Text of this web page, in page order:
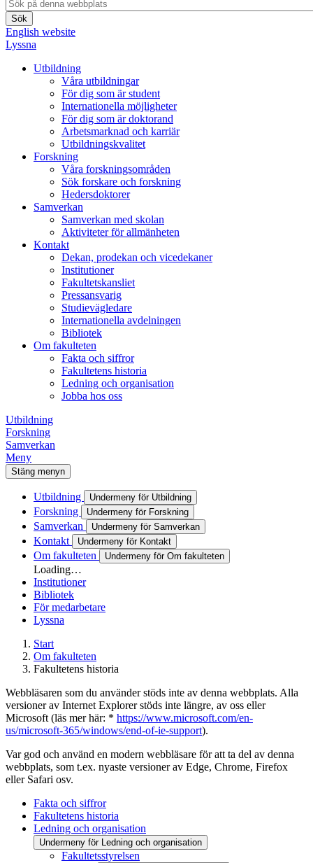
English website
Lyssna
Utbildning
Våra utbildningar
För dig som är student
Internationella möjligheter
För dig som är doktorand
Arbetsmarknad och karriär
Utbildningskvalitet
Forskning
Våra forskningsområden
Sök forskare och forskning
Hedersdoktorer
Samverkan
Samverkan med skolan
Aktiviteter för allmänheten
Kontakt
Dekan, prodekan och vicedekaner
Institutioner
Fakultetskansliet
Pressansvarig
Studievägledare
Internationella avdelningen
Bibliotek
Om fakulteten
Fakta och siffror
Fakultetens historia
Ledning och organisation
Jobba hos oss
Utbildning
Forskning
Samverkan
Meny
Stäng menyn
Utbildning Undermeny för Utbildning
Forskning Undermeny för Forskning
Samverkan Undermeny för Samverkan
Kontakt Undermeny för Kontakt
Om fakulteten Undermeny för Om fakulteten
Loading…
Institutioner
Bibliotek
För medarbetare
Lyssna
Start
Om fakulteten
Fakultetens historia
Webbläsaren som du använder stöds inte av denna webbplats. Alla
versioner av Internet Explorer stöds inte längre, av oss eller
Microsoft (läs mer här: * https://www.microsoft.com/en-
us/microsoft-365/windows/end-of-ie-support).
Var god och använd en modern webbläsare för att ta del av denna
webbplats, som t.ex. nyaste versioner av Edge, Chrome, Firefox
eller Safari osv.
Fakta och siffror
Fakultetens historia
Ledning och organisation
Undermeny för Ledning och organisation
Fakultetsstyrelsen